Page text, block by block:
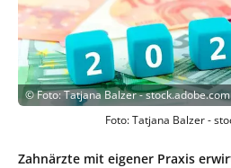
©Foto: Tatjana Balzer - stock.adobe.com
Foto: Tatjana Balzer -
Zahnärzte mit eigener Praxis